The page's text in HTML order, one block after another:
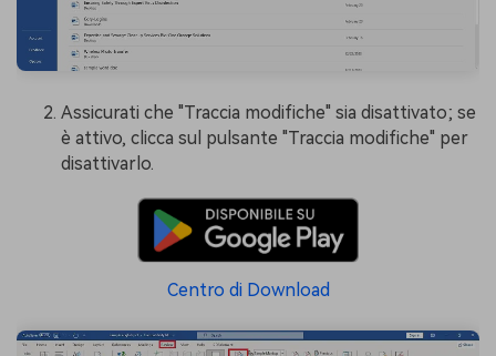
Assicurati che "Traccia modifiche" sia disattivato; se
è attivo, clicca sul pulsante "Traccia modifiche" per
disattivarlo.
Centro di Download